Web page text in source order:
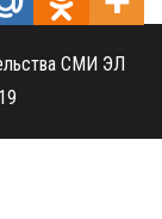
СМИ ЭЛ